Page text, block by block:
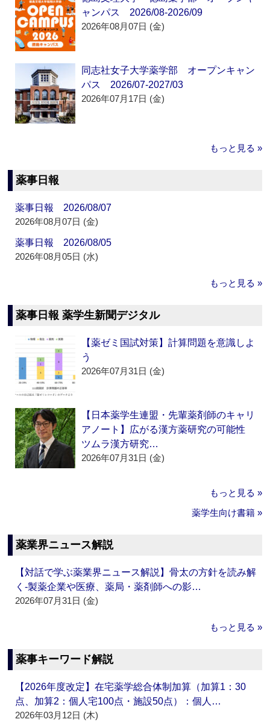
ャンパス 2026/08-2026/09
2026年08月07日 (金)
同志社女子大学薬学部 オープンキャン
パス 2026/07-2027/03
2026年07月17日 (金)
もっと見る »
薬事日報
薬事日報 2026/08/07
2026年08月07日 (金)
薬事日報 2026/08/05
2026年08月05日 (水)
もっと見る »
薬事日報 薬学生新聞デジタル
【薬ゼミ国試対策】計算問題を意識しよ
う
2026年07月31日 (金)
【日本薬学生連盟・先輩薬剤師のキャリ
アノート】広がる漢方薬研究の可能性
ツムラ漢方研究…
2026年07月31日 (金)
もっと見る »
薬学生向け書籍 »
薬業界ニュース解説
【対話で学ぶ薬業界ニュース解説】骨太の方針を読み解
く‐製薬企業や医療、薬局・薬剤師への影…
2026年07月31日 (金)
もっと見る »
薬事キーワード解説
【2026年度改定】在宅薬学総合体制加算（加算1：30
点、加算2：個人宅100点・施設50点）：個人…
2026年03月12日 (木)